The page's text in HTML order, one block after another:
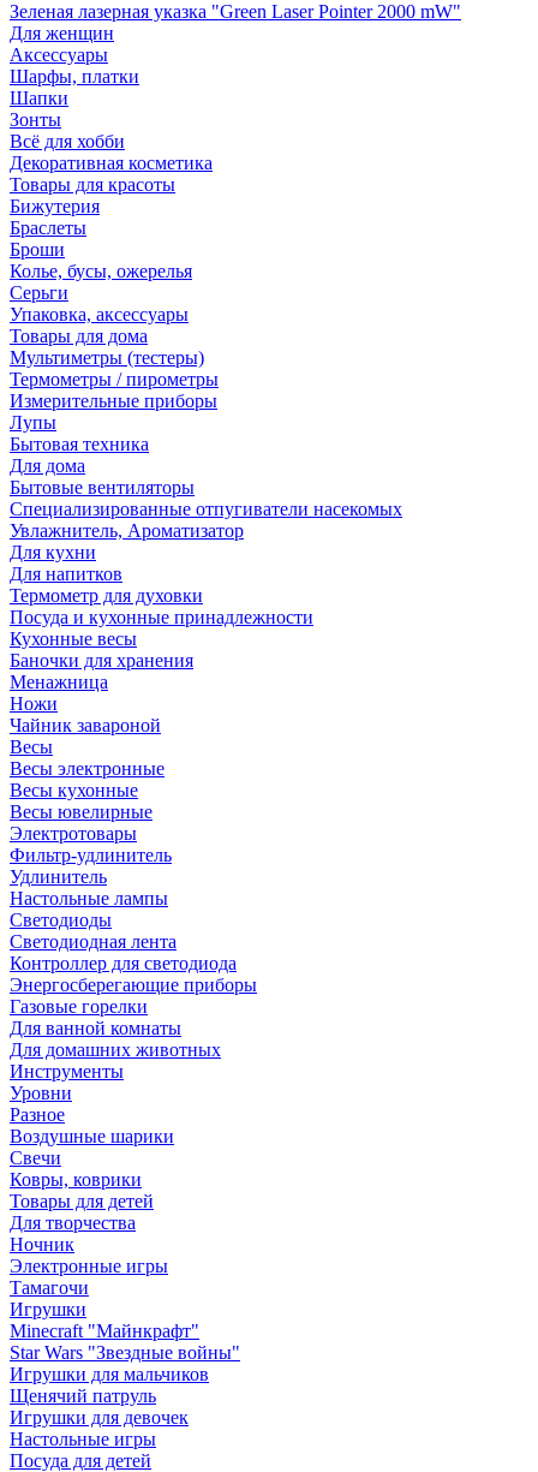
Зеленая лазерная указка "Green Laser Pointer 2000 mW"
Для женщин
Аксессуары
Шарфы, платки
Шапки
Зонты
Всё для хобби
Декоративная косметика
Товары для красоты
Бижутерия
Браслеты
Броши
Колье, бусы, ожерелья
Серьги
Упаковка, аксессуары
Товары для дома
Мультиметры (тестеры)
Термометры / пирометры
Измерительные приборы
Лупы
Бытовая техника
Для дома
Бытовые вентиляторы
Специализированные отпугиватели насекомых
Увлажнитель, Ароматизатор
Для кухни
Для напитков
Термометр для духовки
Посуда и кухонные принадлежности
Кухонные весы
Баночки для хранения
Менажница
Ножи
Чайник завароной
Весы
Весы электронные
Весы кухонные
Весы ювелирные
Электротовары
Фильтр-удлинитель
Удлинитель
Настольные лампы
Светодиоды
Светодиодная лента
Контроллер для светодиода
Энергосберегающие приборы
Газовые горелки
Для ванной комнаты
Для домашних животных
Инструменты
Уровни
Разное
Воздушные шарики
Свечи
Ковры, коврики
Товары для детей
Для творчества
Ночник
Электронные игры
Тамагочи
Игрушки
Minecraft "Майнкрафт"
Star Wars "Звездные войны"
Игрушки для мальчиков
Щенячий патруль
Игрушки для девочек
Настольные игры
Посуда для детей